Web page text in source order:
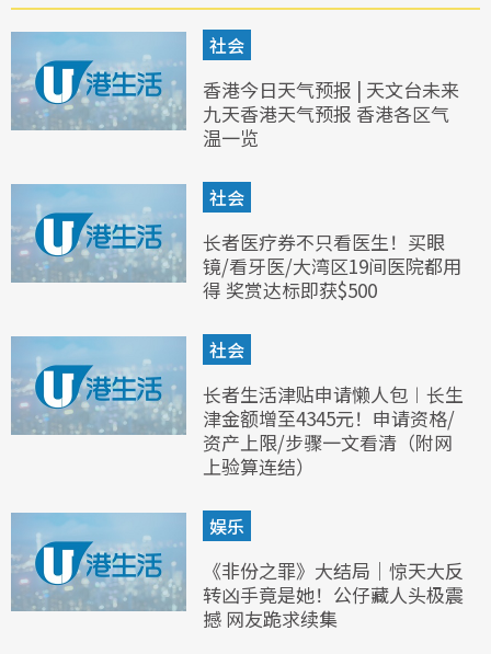
社会
香港今日天气预报 | 天文台未来
九天香港天气预报 香港各区气
温一览
社会
长者医疗券不只看医生！买眼
镜/看牙医/大湾区19间医院都用
得 奖赏达标即获$500
社会
长者生活津贴申请懒人包︱长生
津金额增至4345元！申请资格/
资产上限/步骤一文看清（附网
上验算连结）
娱乐
《非份之罪》大结局｜惊天大反
转凶手竟是她！公仔藏人头极震
撼 网友跪求续集